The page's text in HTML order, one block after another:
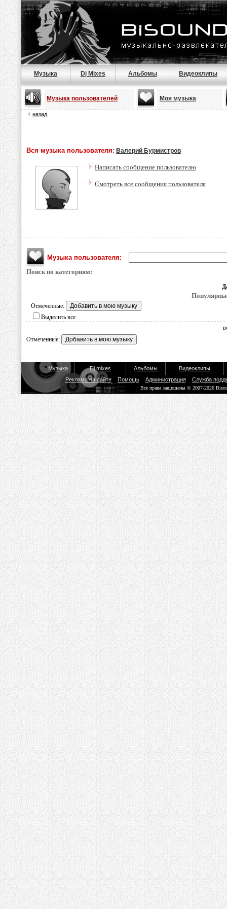
Музыка Dj Mixes Альбомы Видеоклипы
Музыка пользователей Моя музыка
назад
Вся музыка пользователя: Валерий Бурмистров
Написать сообщение пользователю
Смотреть все сообщения пользователя
Музыка пользователя:
Поиск по категориям:
Отмеченные:
Выделить все
Отмеченные:
Музыка Dj mixes Альбомы
Видеоклипы
Реклама на сайте
Помощь Администрация Служба
Все права защищены © 2007-2026